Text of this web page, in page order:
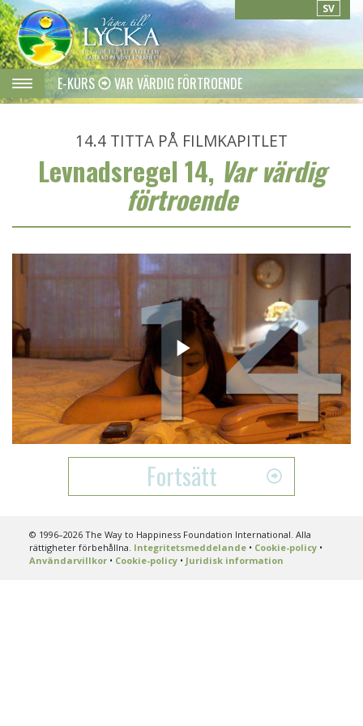
SV
E-KURS VAR VÄRDIG FÖRTROENDE
14.4 TITTA PÅ FILMKAPITLET
Levnadsregel 14, Var värdig
förtroende
Play
Video
Fortsätt
© 1996–2026 The Way to Happiness Foundation International. Alla
rättigheter förbehållna. Integritetsmeddelande• Cookie-policy•
Användarvillkor• Cookie-policy• Juridisk information